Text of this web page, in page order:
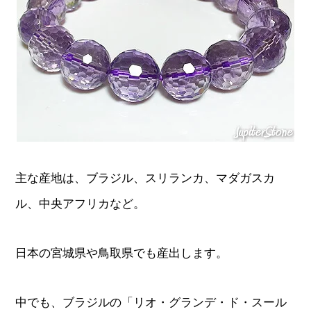
主な産地は、ブラジル、スリランカ、マダガスカ
ル、中央アフリカなど。
日本の宮城県や鳥取県でも産出します。
中でも、ブラジルの「リオ・グランデ・ド・スール